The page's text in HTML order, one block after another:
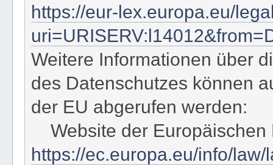
https://eur-lex.europa.eu/
Weitere Informationen über
des Datenschutzes können
der EU abgerufen werden:
Website der Europäischen
https://ec.europa.eu/info/